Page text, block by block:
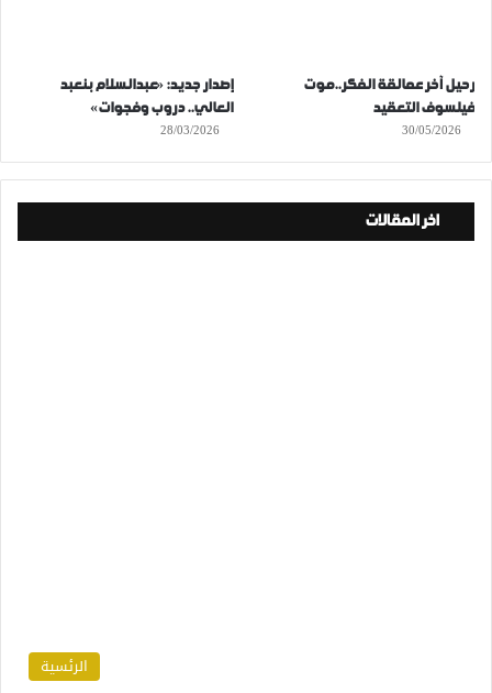
رحيل آخر عمالقة الفكر..موت
فيلسوف التعقيد
30/05/2026
إصدار جديد: «عبدالسلام بنعبد
العالي.. دروب وفجوات»
28/03/2026
اخر المقالات
الرئسية